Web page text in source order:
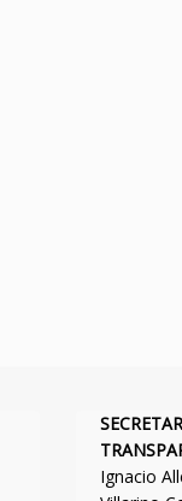
Ignacio